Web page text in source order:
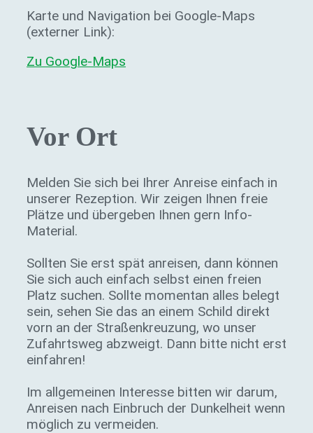
Karte und Navigation bei Google-Maps
(externer Link):
Zu Google-Maps
Vor Ort
Melden Sie sich bei Ihrer Anreise einfach in
unserer Rezeption. Wir zeigen Ihnen freie
Plätze und übergeben Ihnen gern Info-
Material.
Sollten Sie erst spät anreisen, dann können
Sie sich auch einfach selbst einen freien
Platz suchen. Sollte momentan alles belegt
sein, sehen Sie das an einem Schild direkt
vorn an der Straßenkreuzung, wo unser
Zufahrtsweg abzweigt. Dann bitte nicht erst
einfahren!
Im allgemeinen Interesse bitten wir darum,
Anreisen nach Einbruch der Dunkelheit wenn
möglich zu vermeiden.